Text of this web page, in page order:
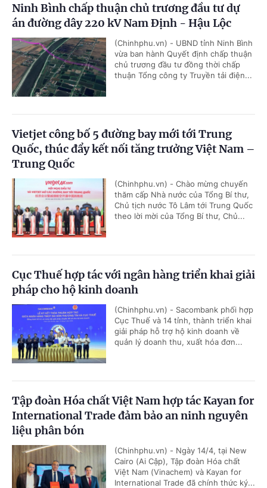
Ninh Bình chấp thuận chủ trương đầu tư dự
án đường dây 220 kV Nam Định - Hậu Lộc
(Chinhphu.vn) - UBND tỉnh Ninh Bình
vừa ban hành Quyết định chấp thuận
chủ trương đầu tư đồng thời chấp
thuận Tổng công ty Truyền tải điện...
Vietjet công bố 5 đường bay mới tới Trung
Quốc, thúc đẩy kết nối tăng trưởng Việt Nam –
Trung Quốc
(Chinhphu.vn) - Chào mừng chuyến
thăm cấp Nhà nước của Tổng Bí thư,
Chủ tịch nước Tô Lâm tới Trung Quốc
theo lời mời của Tổng Bí thư, Chủ...
Cục Thuế hợp tác với ngân hàng triển khai giải
pháp cho hộ kinh doanh
(Chinhphu.vn) - Sacombank phối hợp
Cục Thuế và 14 tỉnh, thành triển khai
giải pháp hỗ trợ hộ kinh doanh về
quản lý doanh thu, xuất hóa đơn...
Tập đoàn Hóa chất Việt Nam hợp tác Kayan for
International Trade đảm bảo an ninh nguyên
liệu phân bón
(Chinhphu.vn) - Ngày 14/4, tại New
Cairo (Ai Cập), Tập đoàn Hóa chất
Việt Nam (Vinachem) và Kayan for
International Trade đã chính thức ký...